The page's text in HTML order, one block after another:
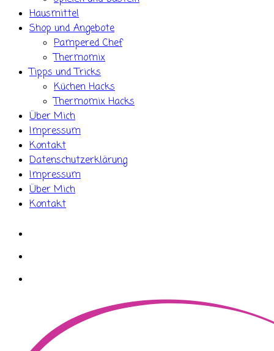
Hausmittel
Shop und Angebote
Pampered Chef
Thermomix
Tipps und Tricks
Küchen Hacks
Thermomix Hacks
Über Mich
Impressum
Kontakt
Datenschutzerklärung
Impressum
Über Mich
Kontakt